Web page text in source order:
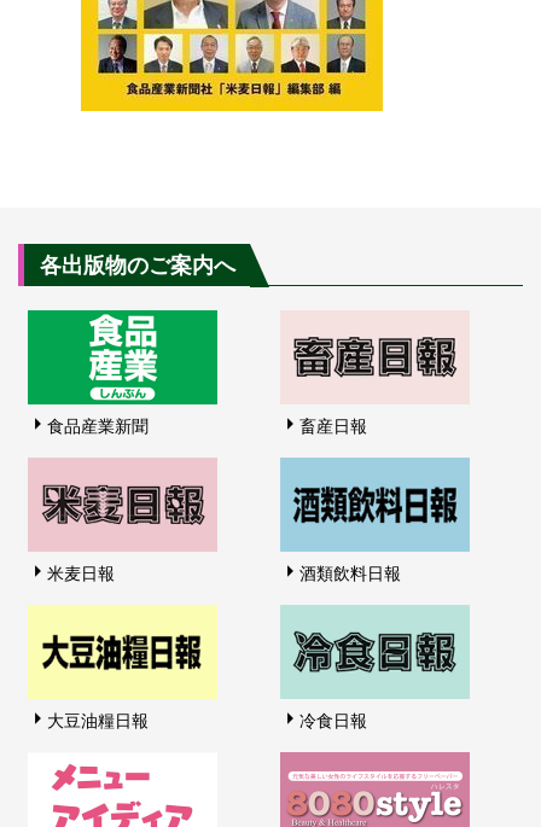
各出版物のご案内へ
食品産業新聞 畜産日報
米麦日報 酒類飲料日報
大豆油糧日報 冷食日報